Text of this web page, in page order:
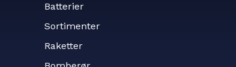
Batterier
Sortimenter
Raketter